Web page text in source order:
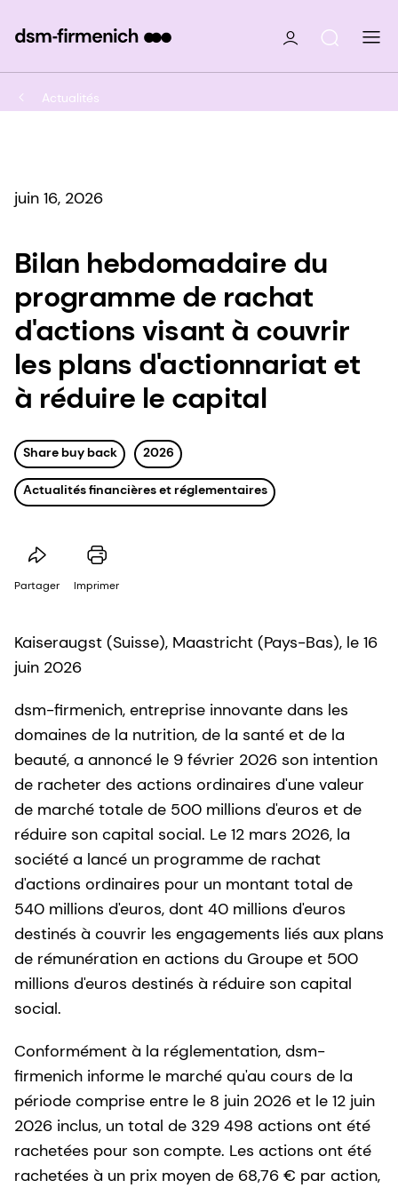
Actualités
juin 16, 2026
Bilan hebdomadaire du
programme de rachat
d'actions visant à couvrir
les plans d'actionnariat et
à réduire le capital
Share buy back 2026
Actualités financières et réglementaires
Partager Imprimer
Kaiseraugst (Suisse), Maastricht (Pays-Bas), le 16
juin 2026
dsm-firmenich, entreprise innovante dans les
domaines de la nutrition, de la santé et de la
beauté, a annoncé le 9 février 2026 son intention
de racheter des actions ordinaires d'une valeur
de marché totale de 500 millions d'euros et de
réduire son capital social. Le 12 mars 2026, la
société a lancé un programme de rachat
d'actions ordinaires pour un montant total de
540 millions d'euros, dont 40 millions d'euros
destinés à couvrir les engagements liés aux plans
de rémunération en actions du Groupe et 500
millions d'euros destinés à réduire son capital
social.
Conformément à la réglementation, dsm-
firmenich informe le marché qu'au cours de la
période comprise entre le 8 juin 2026 et le 12 juin
2026 inclus, un total de 329 498 actions ont été
rachetées pour son compte. Les actions ont été
rachetées à un prix moyen de 68,76 € par action,